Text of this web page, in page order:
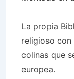
La propia
religioso con
colinas que
europea.